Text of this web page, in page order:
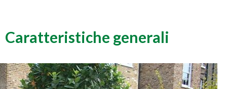
Caratteristiche generali